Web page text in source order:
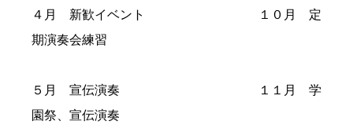
４月 新歓イベント １０月 定
期演奏会練習
５月 宣伝演奏 １１月 学
園祭、宣伝演奏